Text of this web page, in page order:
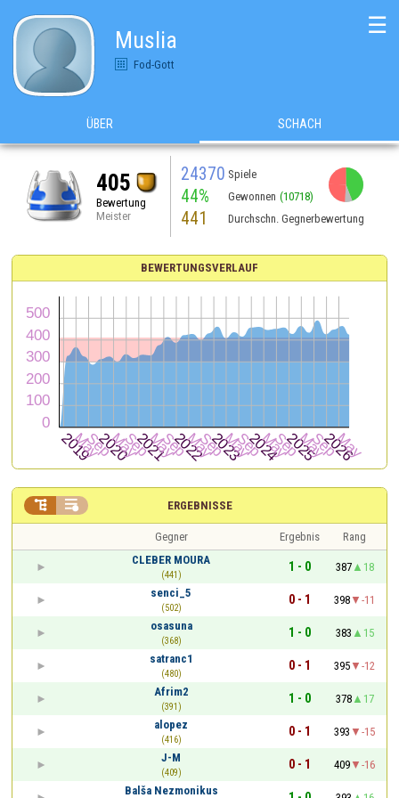
Muslia
Fod-Gott
☰
ÜBER SCHACH
405
Bewertung
Meister
24370 Spiele
44% Gewonnen (10718)
441 Durchschn. Gegnerbewertung
BEWERTUNGSVERLAUF
ERGEBNISSE
 
Gegner Ergebnis
Rang
CLEBER MOURA
(441)
1 - 0 387
18
senci_5
(502)
0 - 1 398
-11
osasuna
(368)
1 - 0 383
15
satranc1
(480)
0 - 1 395
-12
Afrim2
(391)
1 - 0 378
17
alopez
(416)
0 - 1 393
-15
J-M
(409)
0 - 1 409
-16
Balša Nezmonikus